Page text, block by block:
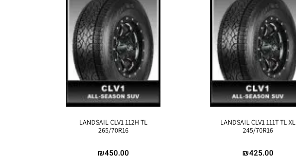
LANDSAIL CLV1 111T TL XL
245/70R16
₪425.00
LANDSAIL CLV1 112H TL
265/70R16
₪450.00